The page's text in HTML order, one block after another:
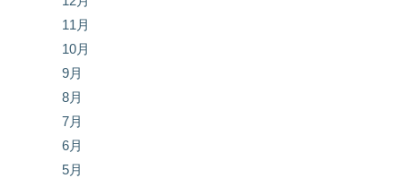
11月
10月
9月
8月
7月
6月
5月